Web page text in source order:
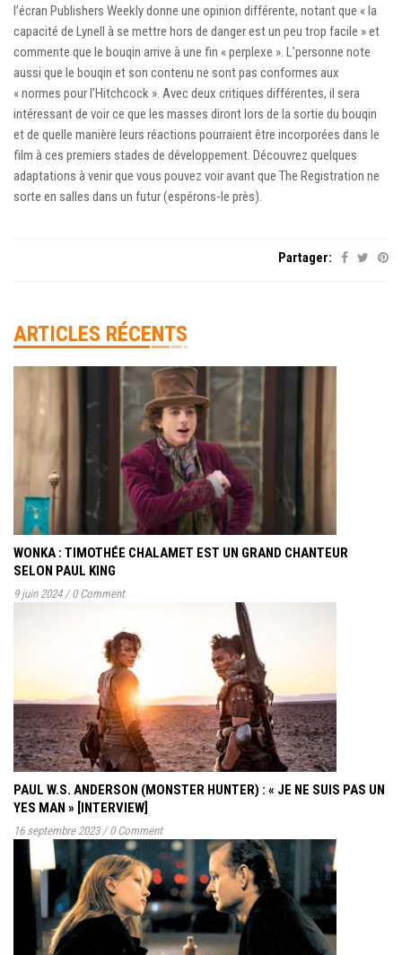
l’écran Publishers Weekly donne une opinion différente, notant que « la
capacité de Lynell à se mettre hors de danger est un peu trop facile » et
commente que le bouqin arrive à une fin « perplexe ». L’personne note
aussi que le bouqin et son contenu ne sont pas conformes aux
« normes pour l’Hitchcock ». Avec deux critiques différentes, il sera
intéressant de voir ce que les masses diront lors de la sortie du bouqin
et de quelle manière leurs réactions pourraient être incorporées dans le
film à ces premiers stades de développement. Découvrez quelques
adaptations à venir que vous pouvez voir avant que The Registration ne
sorte en salles dans un futur (espérons-le près).
Partager:
ARTICLES RÉCENTS
WONKA : TIMOTHÉE CHALAMET EST UN GRAND CHANTEUR
SELON PAUL KING
9 juin 2024 / 0 Comment
PAUL W.S. ANDERSON (MONSTER HUNTER) : « JE NE SUIS PAS UN
YES MAN » [INTERVIEW]
16 septembre 2023 / 0 Comment